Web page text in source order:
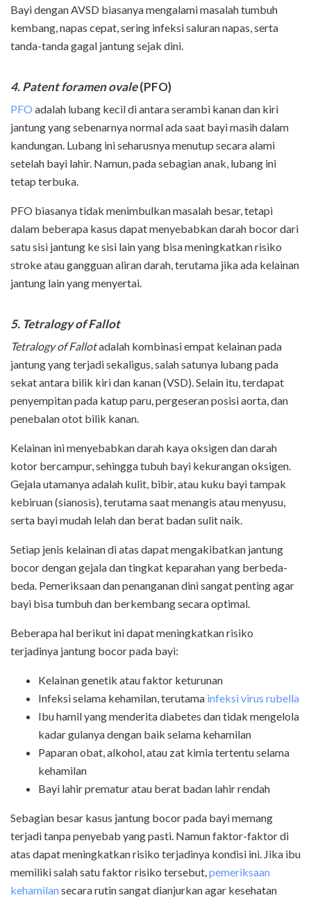
Bayi dengan AVSD biasanya mengalami masalah tumbuh
kembang, napas cepat, sering infeksi saluran napas, serta
tanda-tanda gagal jantung sejak dini.
4. Patent foramen ovale(PFO)
PFO adalah lubang kecil di antara serambi kanan dan kiri
jantung yang sebenarnya normal ada saat bayi masih dalam
kandungan. Lubang ini seharusnya menutup secara alami
setelah bayi lahir. Namun, pada sebagian anak, lubang ini
tetap terbuka.
PFO biasanya tidak menimbulkan masalah besar, tetapi
dalam beberapa kasus dapat menyebabkan darah bocor dari
satu sisi jantung ke sisi lain yang bisa meningkatkan risiko
stroke atau gangguan aliran darah, terutama jika ada kelainan
jantung lain yang menyertai.
5. Tetralogy of Fallot
Tetralogy of Fallotadalah kombinasi empat kelainan pada
jantung yang terjadi sekaligus, salah satunya lubang pada
sekat antara bilik kiri dan kanan (VSD). Selain itu, terdapat
penyempitan pada katup paru, pergeseran posisi aorta, dan
penebalan otot bilik kanan.
Kelainan ini menyebabkan darah kaya oksigen dan darah
kotor bercampur, sehingga tubuh bayi kekurangan oksigen.
Gejala utamanya adalah kulit, bibir, atau kuku bayi tampak
kebiruan (sianosis), terutama saat menangis atau menyusu,
serta bayi mudah lelah dan berat badan sulit naik.
Setiap jenis kelainan di atas dapat mengakibatkan jantung
bocor dengan gejala dan tingkat keparahan yang berbeda-
beda. Pemeriksaan dan penanganan dini sangat penting agar
bayi bisa tumbuh dan berkembang secara optimal.
Beberapa hal berikut ini dapat meningkatkan risiko
terjadinya jantung bocor pada bayi:
Kelainan genetik atau faktor keturunan
Infeksi selama kehamilan, terutama infeksi virus rubella
Ibu hamil yang menderita diabetes dan tidak mengelola
kadar gulanya dengan baik selama kehamilan
Paparan obat, alkohol, atau zat kimia tertentu selama
kehamilan
Bayi lahir prematur atau berat badan lahir rendah
Sebagian besar kasus jantung bocor pada bayi memang
terjadi tanpa penyebab yang pasti. Namun faktor-faktor di
atas dapat meningkatkan risiko terjadinya kondisi ini. Jika ibu
memiliki salah satu faktor risiko tersebut, pemeriksaan
kehamilansecara rutin sangat dianjurkan agar kesehatan